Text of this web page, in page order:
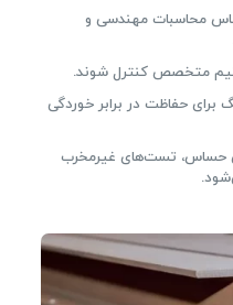
محاسبات مهندسی و
متخصص کنترل شوند.
حفاظت در برابر خوردگی
حساس، تست‌های غیرمخرب